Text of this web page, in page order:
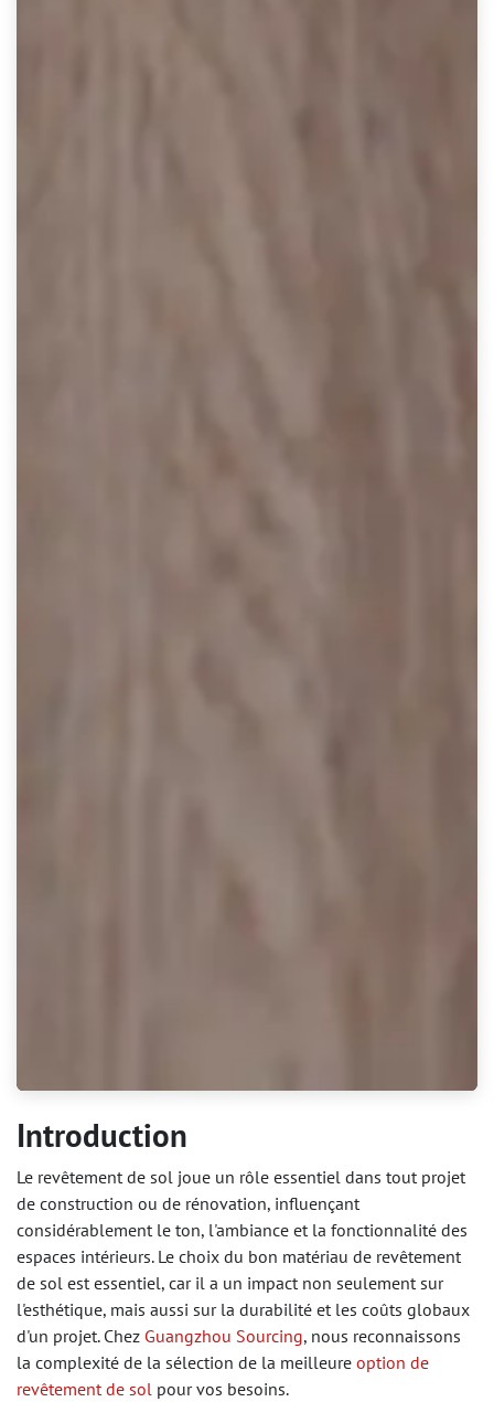
Introduction
Le revêtement de sol joue un rôle essentiel dans tout projet
de construction ou de rénovation, influençant
considérablement le ton, l'ambiance et la fonctionnalité des
espaces intérieurs. Le choix du bon matériau de revêtement
de sol est essentiel, car il a un impact non seulement sur
l'esthétique, mais aussi sur la durabilité et les coûts globaux
d'un projet. Chez Guangzhou Sourcing, nous reconnaissons
la complexité de la sélection de la meilleure option de
revêtement de sol pour vos besoins.